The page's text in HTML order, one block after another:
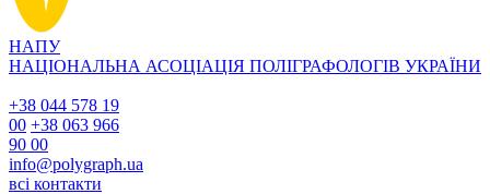
НАПУ
НАЦІОНАЛЬНА АСОЦІАЦІЯ ПОЛІГРАФОЛОГІВ УКРАЇНИ
+38 044 578 19
00 +38 063 966
90 00
info@polygraph.ua
всі контакти